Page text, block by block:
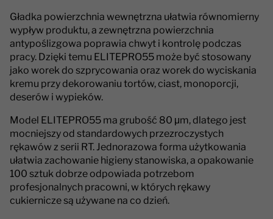
Gładka powierzchnia wewnętrzna ułatwia równomierny
wypływ produktu, a zewnętrzna powierzchnia
antypoślizgowa poprawia chwyt i kontrolę podczas
pracy. Dzięki temu ELITEPRO55 może być stosowany
jako worek do szprycowania oraz worek do wyciskania
kremu przy dekorowaniu tortów, ciast, monoporcji,
deserów i wypieków.
Model ELITEPRO55 ma grubość 80 μm, dlatego jest
mocniejszy od standardowych przezroczystych
rękawów z serii RT. Jednorazowa forma użytkowania
ułatwia zachowanie higieny stanowiska, a opakowanie
100 sztuk dobrze odpowiada potrzebom
profesjonalnych pracowni, w których rękawy
cukiernicze są używane na co dzień.